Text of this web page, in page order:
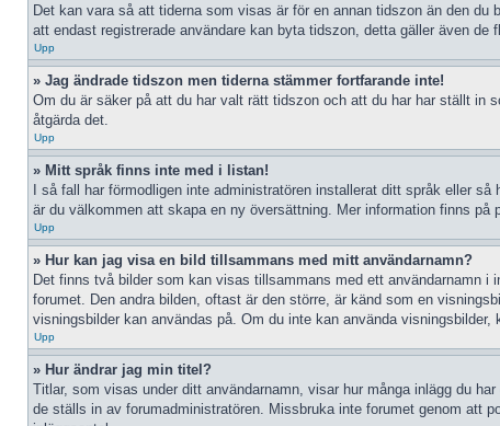
Det kan vara så att tiderna som visas är för en annan tidszon än den
att endast registrerade användare kan byta tidszon, detta gäller även
Upp
» Jag ändrade tidszon men tiderna stämmer fortfarande inte!
Om du är säker på att du har valt rätt tidszon och att du har har ställt in
åtgärda det.
Upp
» Mitt språk finns inte med i listan!
I så fall har förmodligen inte administratören installerat ditt språk eller
är du välkommen att skapa en ny översättning. Mer information finns
Upp
» Hur kan jag visa en bild tillsammans med mitt användarnamn?
Det finns två bilder som kan visas tillsammans med ett användarnamn
forumet. Den andra bilden, oftast är den större, är känd som en
visningsbilder kan användas på. Om du inte kan använda
Upp
» Hur ändrar jag min titel?
Titlar, som visas under ditt användarnamn, visar hur många inlägg du
de ställs in av forumadministratören. Missbruka inte forumet genom att